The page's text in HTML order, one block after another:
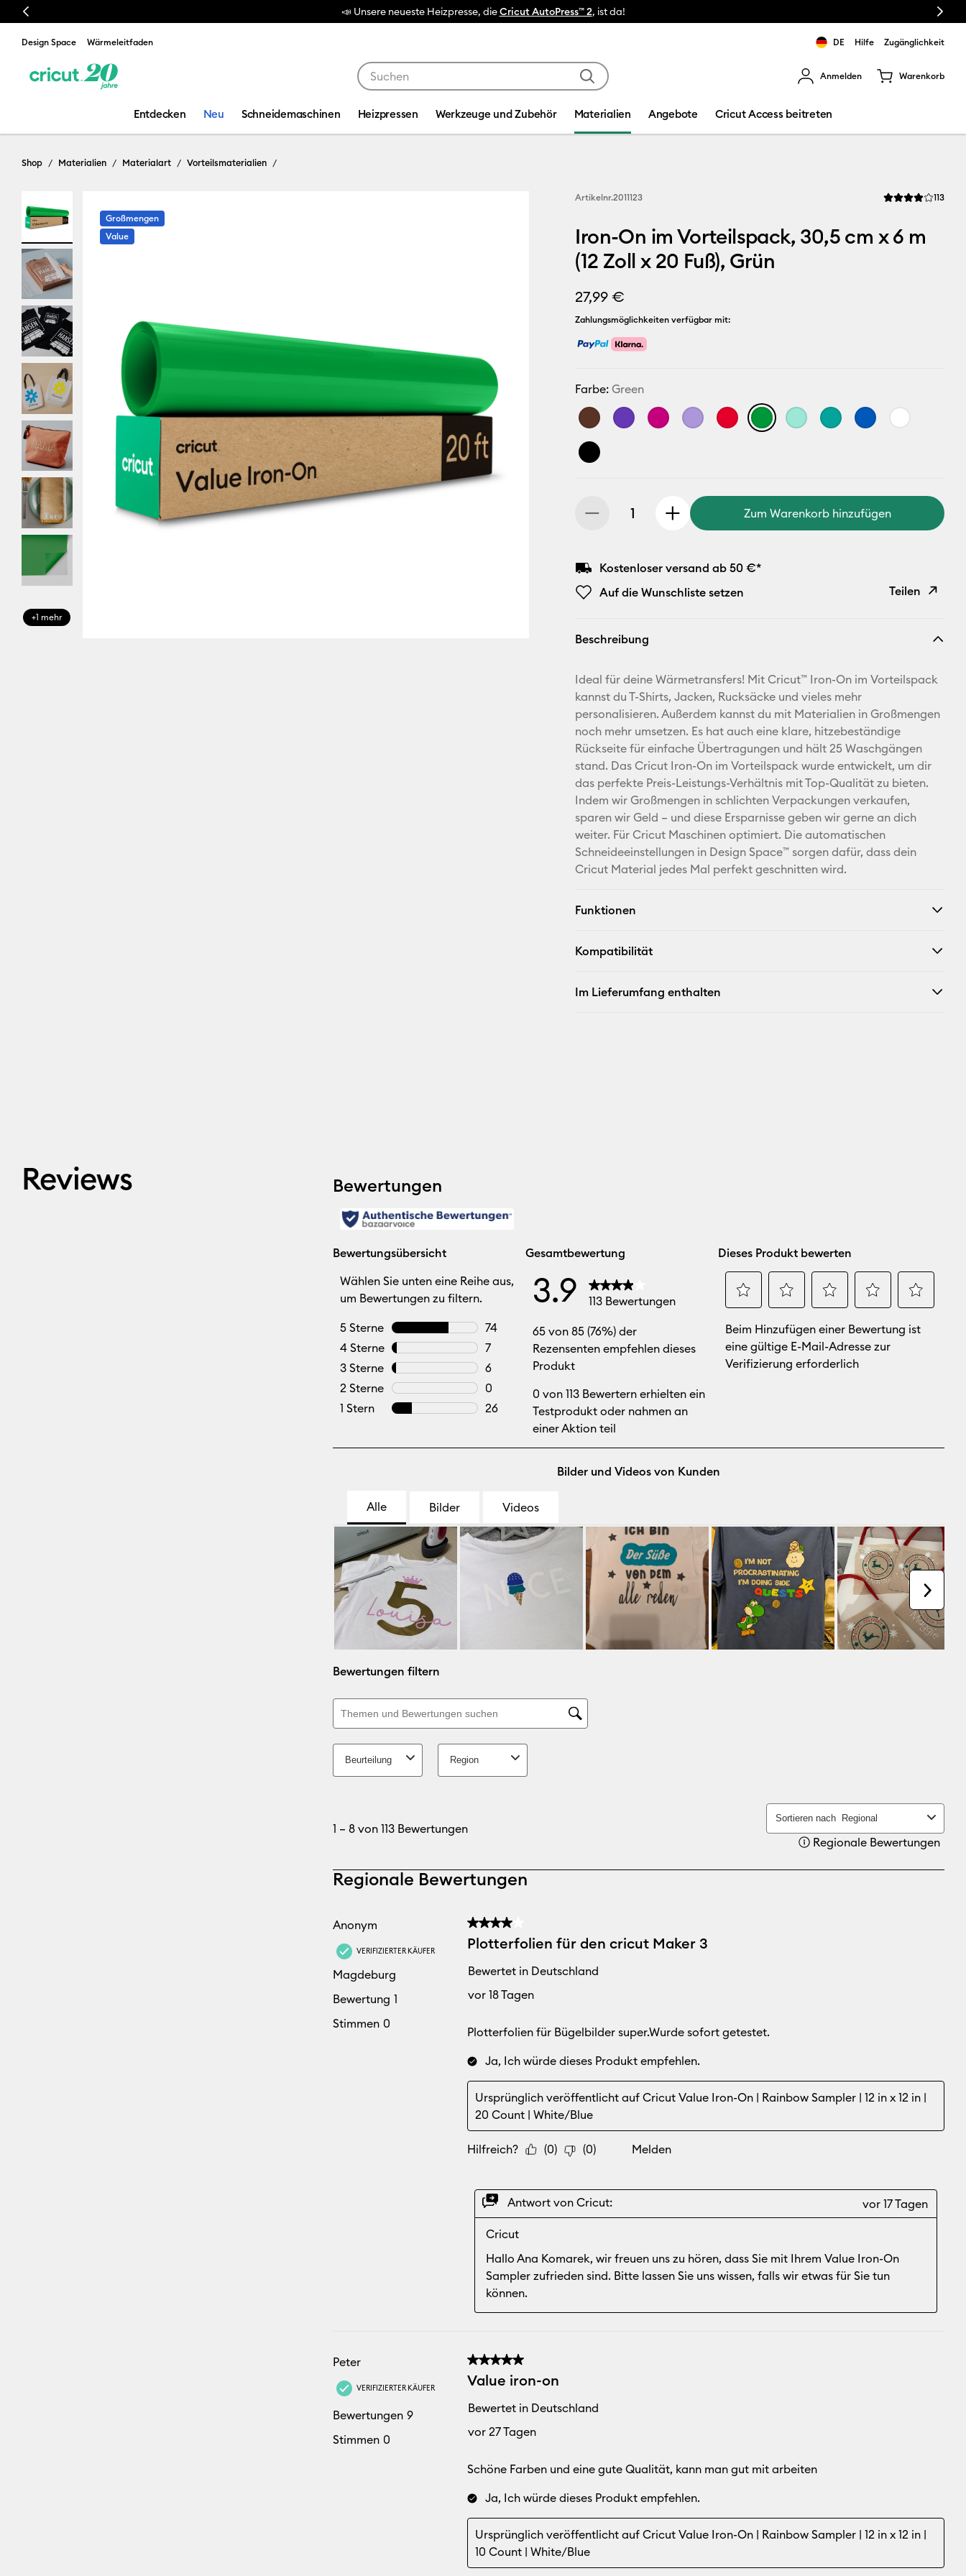
Previous 📣 Unsere neueste Heizpresse, dieCricut AutoPress™ 2, ist da! Next
Design Space Wärmeleitfaden DE Hilfe Zugänglichkeit
Anmelden Warenkorb
Entdecken Neu Schneidemaschinen Heizpressen Werkzeuge und Zubehör Materialien Angebote Cricut Access beitreten
Shop Materialien Materialart Vorteilsmaterialien
+1 mehr
Großmengen
Value
Artikelnr.2011123 Die 113
Iron-On im Vorteilspack, 30,5 cm x 6 m
(12 Zoll x 20 Fuß), Grün
27,99 €
Zahlungsmöglichkeiten verfügbar mit:
Farbe:Green
Zum Warenkorb hinzufügen
Kostenloser versand ab 50 €*
Auf die Wunschliste setzen
Teilen
E-Mail-
Pinterest
Facebook
X
Beschreibung
Ideal für deine Wärmetransfers! Mit Cricut™ Iron-On im Vorteilspack
kannst du T-Shirts, Jacken, Rucksäcke und vieles mehr
personalisieren. Außerdem kannst du mit Materialien in Großmengen
noch mehr umsetzen. Es hat auch eine klare, hitzebeständige
Rückseite für einfache Übertragungen und hält 25 Waschgängen
stand. Das Cricut Iron-On im Vorteilspack wurde entwickelt, um dir
das perfekte Preis-Leistungs-Verhältnis mit Top-Qualität zu bieten.
Indem wir Großmengen in schlichten Verpackungen verkaufen,
sparen wir Geld – und diese Ersparnisse geben wir gerne an dich
weiter. Für Cricut Maschinen optimiert. Die automatischen
Schneideeinstellungen in Design Space™ sorgen dafür, dass dein
Cricut Material jedes Mal perfekt geschnitten wird.
Funktionen
Kompatibilität
Im Lieferumfang enthalten
Reviews